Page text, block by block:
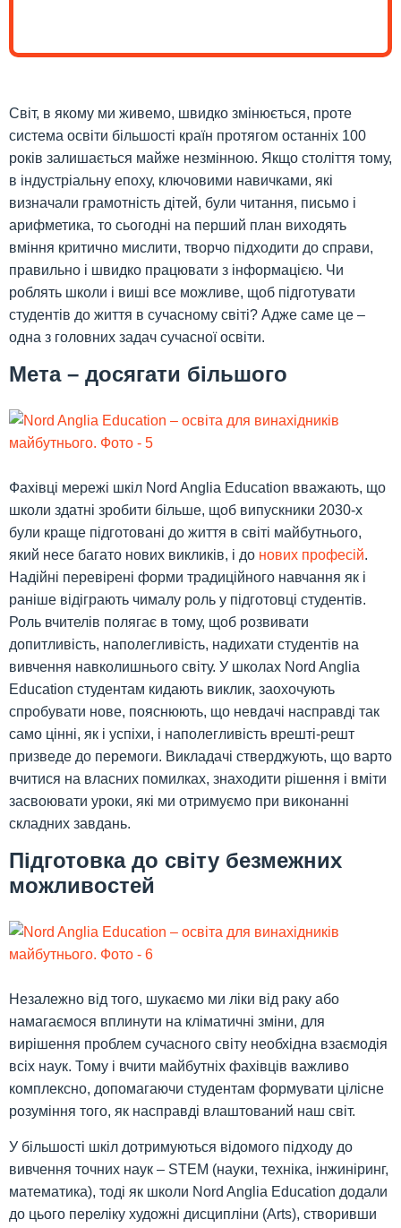
Світ, в якому ми живемо, швидко змінюється, проте
система освіти більшості країн протягом останніх 100
років залишається майже незмінною. Якщо століття тому,
в індустріальну епоху, ключовими навичками, які
визначали грамотність дітей, були читання, письмо і
арифметика, то сьогодні на перший план виходять
вміння критично мислити, творчо підходити до справи,
правильно і швидко працювати з інформацією. Чи
роблять школи і виші все можливе, щоб підготувати
студентів до життя в сучасному світі? Адже саме це –
одна з головних задач сучасної освіти.
Мета – досягати більшого
Фахівці мережі шкіл Nord Anglia Education вважають, що
школи здатні зробити більше, щоб випускники 2030-х
були краще підготовані до життя в світі майбутнього,
який несе багато нових викликів, і до нових професій.
Надійні перевірені форми традиційного навчання як і
раніше відіграють чималу роль у підготовці студентів.
Роль вчителів полягає в тому, щоб розвивати
допитливість, наполегливість, надихати студентів на
вивчення навколишнього світу. У школах Nord Anglia
Education студентам кидають виклик, заохочують
спробувати нове, пояснюють, що невдачі насправді так
само цінні, як і успіхи, і наполегливість врешті-решт
призведе до перемоги. Викладачі стверджують, що варто
вчитися на власних помилках, знаходити рішення і вміти
засвоювати уроки, які ми отримуємо при виконанні
складних завдань.
Підготовка до світу безмежних
можливостей
Незалежно від того, шукаємо ми ліки від раку або
намагаємося вплинути на кліматичні зміни, для
вирішення проблем сучасного світу необхідна взаємодія
всіх наук. Тому і вчити майбутніх фахівців важливо
комплексно, допомагаючи студентам формувати цілісне
розуміння того, як насправді влаштований наш світ.
У більшості шкіл дотримуються відомого підходу до
вивчення точних наук – STEM (науки, техніка, інжиніринг,
математика), тоді як школи Nord Anglia Education додали
до цього переліку художні дисципліни (Arts), створивши